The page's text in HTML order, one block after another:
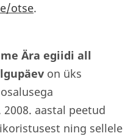
otse.
Ära egiidi all
on üks
aastal peetud
ning sellele